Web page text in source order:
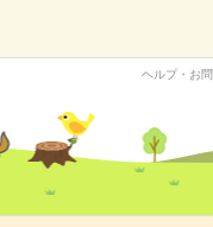
ヘルプ・お